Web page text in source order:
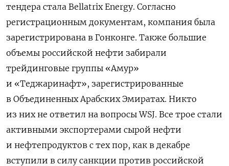
тендера стала Bellatrix Energy. Согласно
регистрационным документам, компания была
зарегистрирована в Гонконге. Также большие
объемы российской нефти забирали
трейдинговые группы «Амур»
и «Теджаринафт», зарегистрированные
в Объединенных Арабских Эмиратах. Никто
из них не ответил на вопросы WSJ. Все трое стали
активными экспортерами сырой нефти
и нефтепродуктов с тех пор, как в декабре
вступили в силу санкции против российской